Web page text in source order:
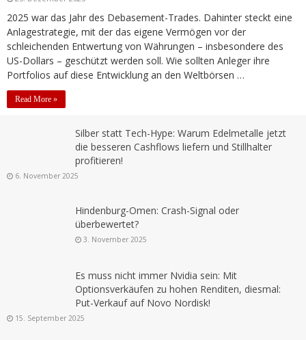
2025 war das Jahr des Debasement-Trades. Dahinter steckt eine
Anlagestrategie, mit der das eigene Vermögen vor der
schleichenden Entwertung von Währungen – insbesondere des
US-Dollars – geschützt werden soll. Wie sollten Anleger ihre
Portfolios auf diese Entwicklung an den Weltbörsen …
Read More »
Silber statt Tech-Hype: Warum Edelmetalle jetzt
die besseren Cashflows liefern und Stillhalter
profitieren!
6. November 2025
Hindenburg-Omen: Crash-Signal oder
überbewertet?
3. November 2025
Es muss nicht immer Nvidia sein: Mit
Optionsverkäufen zu hohen Renditen, diesmal:
Put-Verkauf auf Novo Nordisk!
15. September 2025